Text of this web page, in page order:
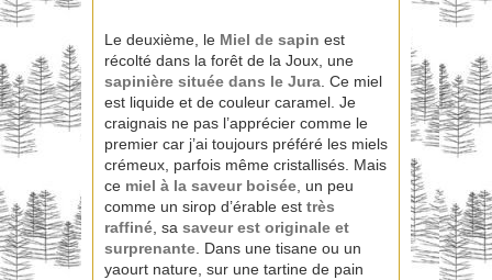
Le deuxième, le Miel de sapin est
récolté dans la forêt de la Joux, une
sapinière située dans le Jura . Ce miel
est liquide et de couleur caramel. Je
craignais ne pas l’apprécier comme le
premier car j’ai toujours préféré les miels
crémeux, parfois même cristallisés. Mais
ce miel à la saveur boisée , un peu
comme un sirop d’érable est très
raffiné , sa saveur est originale et
surprenante . Dans une tisane ou un
yaourt nature, sur une tartine de pain